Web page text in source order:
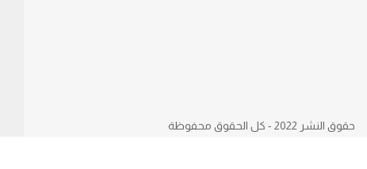
حقوق النشر 2022 - كل الحقوق محفوظة